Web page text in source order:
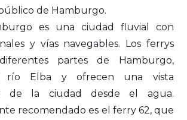
de Hamburgo.
es una ciudad fluvial con
y vías navegables. Los ferrys
partes de Hamburgo,
río Elba y ofrecen una vista
de la ciudad desde el agua.
recomendado es el ferry 62, que